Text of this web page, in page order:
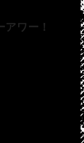
ワー！